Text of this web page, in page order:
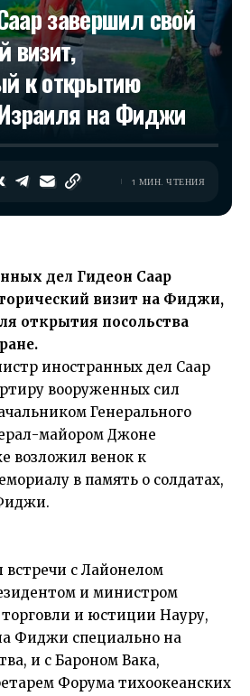
завершил свой
визит,
к открытию
на Фиджи
1 МИН. ЧТЕНИЯ
дел Гидеон Саар
визит на Фиджи,
открытия посольства
иностранных дел Саар
вооруженных сил
Генерального
майором Джоне
возложил венок к
в память о солдатах,
встречи с Лайонелом
и министром
и юстиции Науру,
Фиджи специально на
и с Бароном Вака,
Форума тихоокеанских